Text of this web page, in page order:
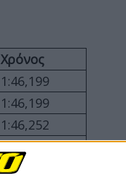
Χρόνος
1:46,199
1:46,199
1:46,252
1:46,293
1:46,586